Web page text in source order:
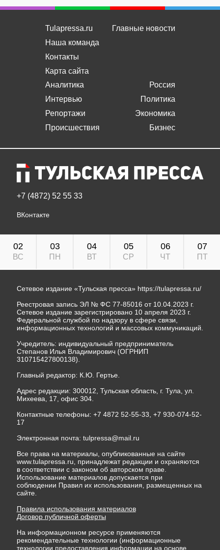
Tulapressa.ru
Наша команда
Контакты
Карта сайта
Главные новости
Аналитика
Интервью
Репортажи
Происшествия
Россия
Политика
Экономика
Бизнес
+7 (4872) 52 55 33
ВКонтакте
02
ВС
03
ПН
04
ВТ
05
СР
06
ЧТ
07
ПТ
Сетевое издание «Тульская пресса» https://tulapressa.ru/
Реестровая запись ЭЛ № ФС 77-85016 от 10.04.2023 г.
Сетевое издание зарегистрировано 10 апреля 2023 г.
Федеральной службой по надзору в сфере связи,
информационных технологий и массовых коммуникаций.
Учредитель: индивидуальный предприниматель
Степанов Илья Владимирович (ОГРНИП
310715427800138).
Главный редактор: К.Ю. Гертье.
Адрес редакции: 300012, Тульская область, г. Тула, ул.
Михеева, 17, офис 304.
Контактные телефоны: +7 4872 52-55-33, +7 930-074-52-
17
Электронная почта: tulpressa@mail.ru
Все права на материалы, опубликованные на сайте
www.tulapressa.ru, принадлежат редакции и охраняются
в соответствии с законом об авторском праве.
Использование материалов допускается при
соблюдении Правил их использования, размещенных на
сайте.
Правила использования материалов
Договор публичной оферты
На информационном ресурсе применяются
рекомендательные технологии (информационные
технологии предоставления информации на основе